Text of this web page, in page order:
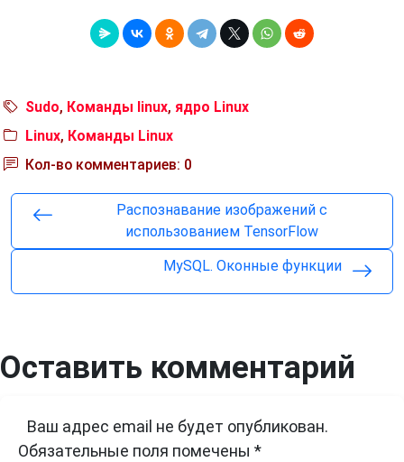
Sudo, Команды linux, ядро Linux
Linux, Команды Linux
Кол-во комментариев: 0
Распознавание изображений с
использованием TensorFlow
MySQL. Оконные функции
Оставить комментарий
Ваш адрес email не будет опубликован.
Обязательные поля помечены *